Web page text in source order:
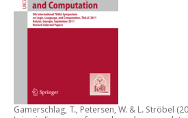
Gamerschlag, T., Petersen, W. & L. Ströbel